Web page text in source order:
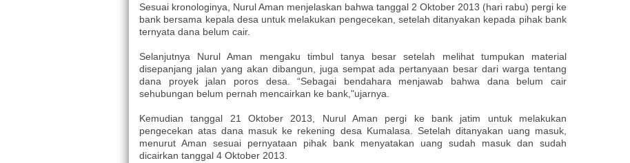
Sesuai kronologinya, Nurul Aman menjelaskan bahwa tanggal 2 Oktober 2013 (hari rabu) pergi ke
bank bersama kepala desa untuk melakukan pengecekan, setelah ditanyakan kepada pihak bank
ternyata dana belum cair.
Selanjutnya Nurul Aman mengaku timbul tanya besar setelah melihat tumpukan material
disepanjang jalan yang akan dibangun, juga sempat ada pertanyaan besar dari warga tentang
dana proyek jalan poros desa. “Sebagai bendahara menjawab bahwa dana belum cair
sehubungan belum pernah mencairkan ke bank,"ujarnya.
Kemudian tanggal 21 Oktober 2013, Nurul Aman pergi ke bank jatim untuk melakukan
pengecekan atas dana masuk ke rekening desa Kumalasa. Setelah ditanyakan uang masuk,
menurut Aman sesuai pernyataan pihak bank menyatakan uang sudah masuk dan sudah
dicairkan tanggal 4 Oktober 2013.